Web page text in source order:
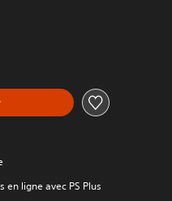
en ligne avec PS Plus